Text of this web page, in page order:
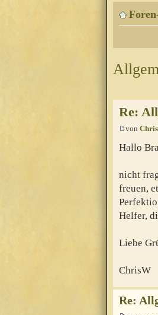
Re:
von
Hallo
nicht
freuen,
Helfer,
Liebe
ChrisW
Re: